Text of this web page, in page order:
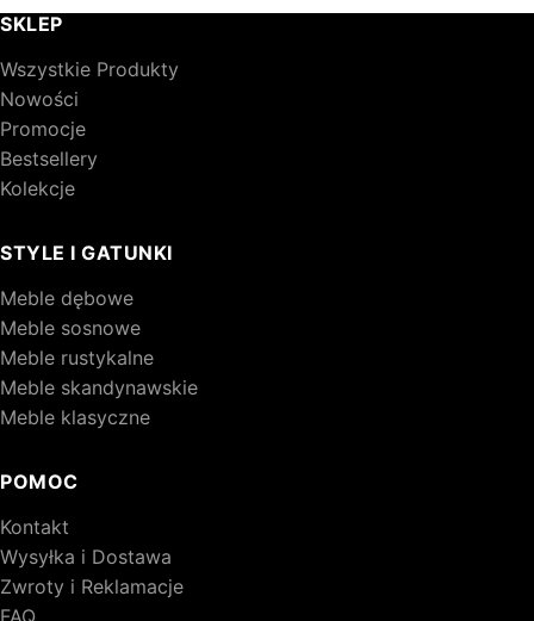
SKLEP
Wszystkie Produkty
Nowości
Promocje
Bestsellery
Kolekcje
STYLE I GATUNKI
Meble dębowe
Meble sosnowe
Meble rustykalne
Meble skandynawskie
Meble klasyczne
POMOC
Kontakt
Wysyłka i Dostawa
Zwroty i Reklamacje